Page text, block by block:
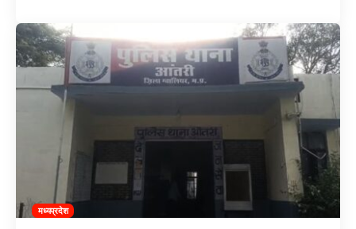
मध्यप्रदेश